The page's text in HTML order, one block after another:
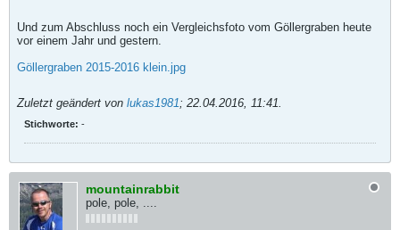
Und zum Abschluss noch ein Vergleichsfoto vom Göllergraben heute
vor einem Jahr und gestern.
Göllergraben 2015-2016 klein.jpg
Zuletzt geändert von lukas1981; 22.04.2016, 11:41.
Stichworte: -
mountainrabbit
pole, pole, ....